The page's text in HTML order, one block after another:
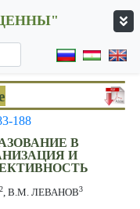
188
В
И
2, В.М. ЛЕВАНОВ3